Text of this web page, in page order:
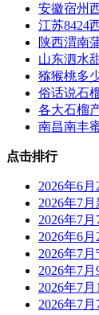
安徽宿州
江苏8424
陕西渭南
山东泗水
猕猴桃多
俗话说石
各大石榴
南昌南丰
点击排行
2026年6
2026年7
2026年7
2026年6
2026年7
2026年7
2026年7
2026年7